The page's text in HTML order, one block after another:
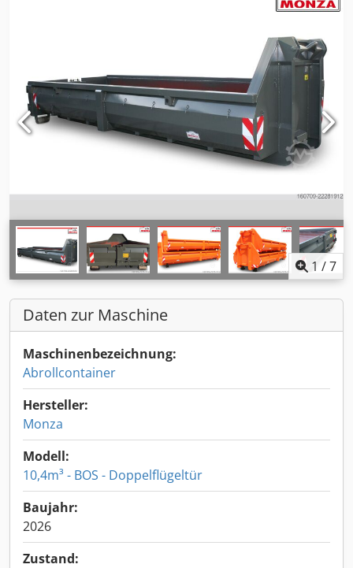
1 /7
Daten zur Maschine
Maschinenbezeichnung:
Abrollcontainer
Hersteller:
Monza
Modell:
10,4m³ - BOS - Doppelflügeltür
Baujahr:
2026
Zustand: